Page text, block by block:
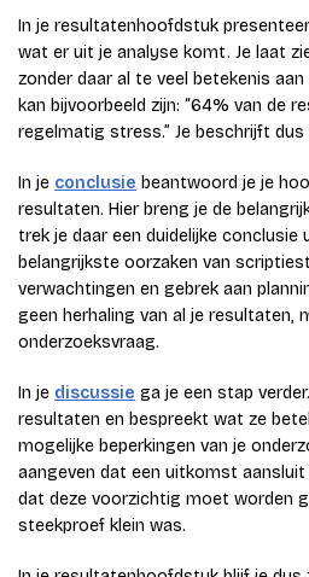
In je resultatenhoofdstuk
wat er uit je analyse komt. Je laat
zonder daar al te veel betekenis
kan bijvoorbeeld zijn: “64% van de
regelmatig stress.” Je beschrijft
In je conclusie beantwoord je je
resultaten. Hier breng je de
trek je daar een duidelijke conclusie
belangrijkste oorzaken van
verwachtingen en gebrek aan
geen herhaling van al je resultaten,
onderzoeksvraag.
In je discussie ga je een stap
resultaten en bespreekt wat ze
mogelijke beperkingen van je
aangeven dat een uitkomst
dat deze voorzichtig moet worden
steekproef klein was.